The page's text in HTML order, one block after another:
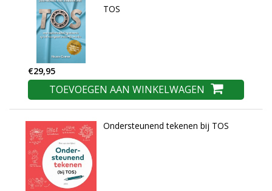
TOS
€29,95
TOEVOEGEN AAN WINKELWAGEN
Ondersteunend tekenen bij TOS